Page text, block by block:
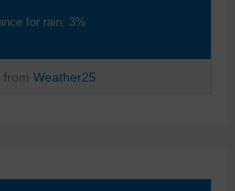
for rain: 3%
from Weather25